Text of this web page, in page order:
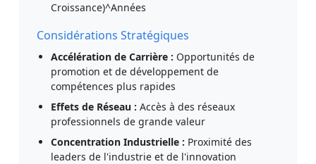
Croissance)^Années
Considérations Stratégiques
Accélération de Carrière : Opportunités de
promotion et de développement de
compétences plus rapides
Effets de Réseau : Accès à des réseaux
professionnels de grande valeur
Concentration Industrielle : Proximité des
leaders de l'industrie et de l'innovation